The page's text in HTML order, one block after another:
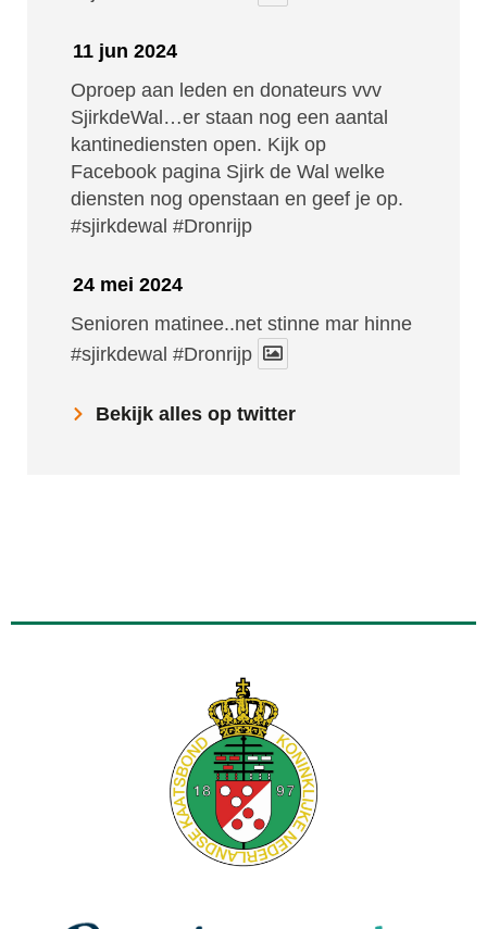
11 jun 2024
Oproep aan leden en donateurs vvv
SjirkdeWal…er staan nog een aantal
kantinediensten open. Kijk op
Facebook pagina Sjirk de Wal welke
diensten nog openstaan en geef je op.
#sjirkdewal #Dronrijp
24 mei 2024
Senioren matinee..net stinne mar hinne
#sjirkdewal #Dronrijp
Bekijk alles op twitter